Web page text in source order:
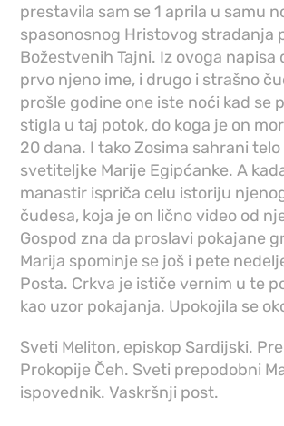
prestavila sam se 1 aprila u samu
spasonosnog Hristovog stradanja
Božestvenih Tajni. Iz ovoga napisa
prvo njeno ime, i drugo i strašno
prošle godine one iste noći kad se
stigla u taj potok, do koga je on
20 dana. I tako Zosima sahrani
svetiteljke Marije Egipćanke. A
manastir ispriča celu istoriju
čudesa, koja je on lično video od
Gospod zna da proslavi pokajane
Marija spominje se još i pete
Posta. Crkva je ističe vernim u te
kao uzor pokajanja. Upokojila se
Sveti Meliton, episkop Sardijski.
Prokopije Čeh. Sveti prepodobni
ispovednik. Vaskršnji post.